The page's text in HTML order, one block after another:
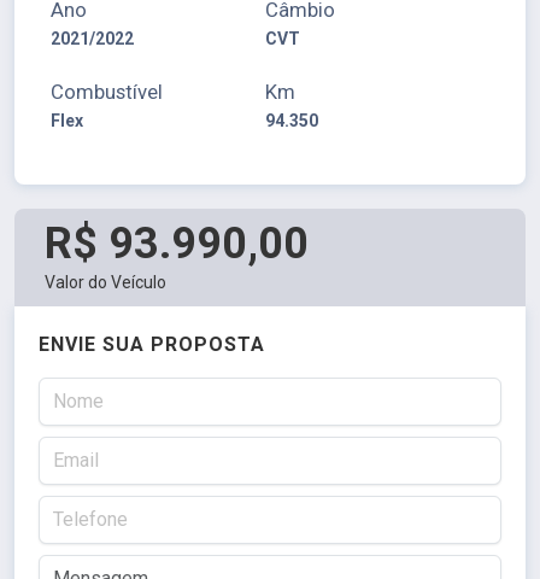
Ano
2021/2022
Câmbio
CVT
Combustível
Flex
Km
94.350
R$ 93.990,00
Valor do Veículo
ENVIE SUA PROPOSTA